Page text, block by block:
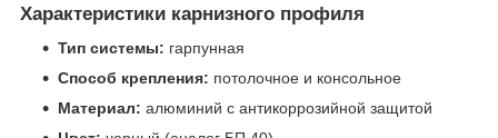
Характеристики карнизного профиля
Тип системы: гарпунная
Способ крепления: потолочное и консольное
Материал: алюминий с антикоррозийной защитой